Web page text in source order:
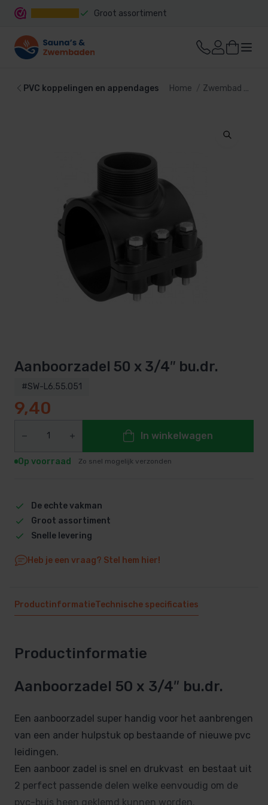
Groot assortiment
PVC koppelingen en appendages Home Zwembad
Aanboorzadel 50 x 3/4″ bu.dr.
#SW-L6.55.051
9,40
In winkelwagen
Op voorraad Zo snel mogelijk verzonden
De echte vakman
Groot assortiment
Snelle levering
Heb je een vraag? Stel hem hier!
ProductinformatieTechnische specificaties
Productinformatie
Aanboorzadel 50 x 3/4″ bu.dr.
Een aanboorzadel super handig voor het aanbrengen
van een ander hulpstuk op bestaande of nieuwe pvc
leidingen.
Een aanboor zadel is snel en drukvast en bestaat uit
2 perfect passende delen welke eenvoudig om de
pvc-buis heen geklemd kunnen worden.